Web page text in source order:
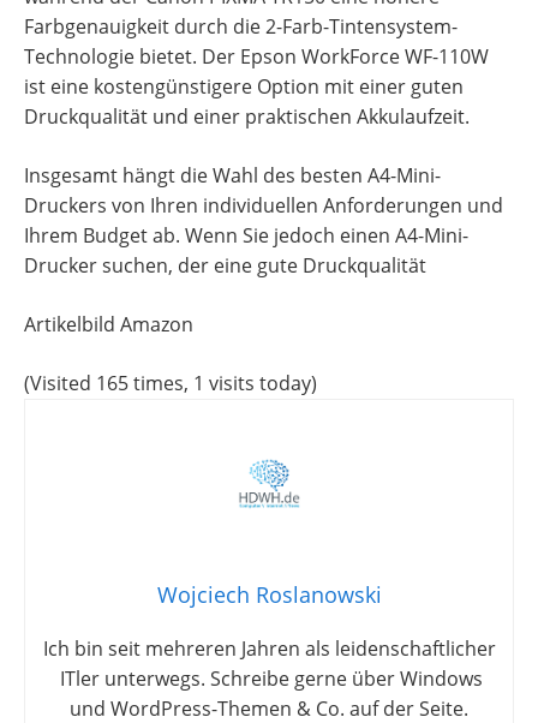
Farbgenauigkeit durch die 2-Farb-Tintensystem-
Technologie bietet. Der Epson WorkForce WF-110W
ist eine kostengünstigere Option mit einer guten
Druckqualität und einer praktischen Akkulaufzeit.
Insgesamt hängt die Wahl des besten A4-Mini-
Druckers von Ihren individuellen Anforderungen und
Ihrem Budget ab. Wenn Sie jedoch einen A4-Mini-
Drucker suchen, der eine gute Druckqualität
Artikelbild Amazon
(Visited 165 times, 1 visits today)
Wojciech Roslanowski
Ich bin seit mehreren Jahren als leidenschaftlicher
ITler unterwegs. Schreibe gerne über Windows
und WordPress-Themen & Co. auf der Seite.